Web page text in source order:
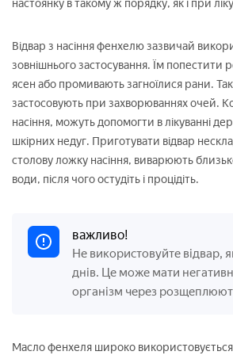
настоянку в такому ж порядку, як і при
Відвар з насіння фенхелю зазвичай
зовнішнього застосування. Їм попестити
ясен або промивають загноїлися рани.
застосовують при захворюваннях очей.
насіння, можуть допомогти в лікуванні
шкірних недуг. Приготувати відвар
столову ложку насіння, виварюють
води, після чого остудіть і процідіть.
важливо!
Не використовуйте відвар,
днів. Це може мати
організм через
Масло фенхеля широко використовується